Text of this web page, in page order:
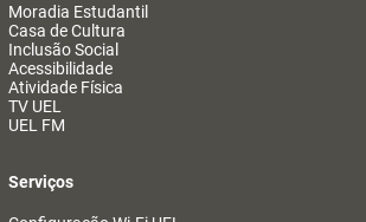
Moradia Estudantil
Casa de Cultura
Inclusão Social
Acessibilidade
Atividade Física
TV UEL
UEL FM
Serviços